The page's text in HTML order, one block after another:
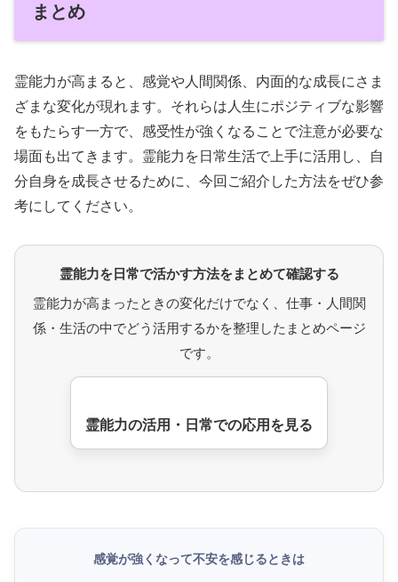
まとめ
霊能力が高まると、感覚や人間関係、内面的な成長にさま
ざまな変化が現れます。それらは人生にポジティブな影響
をもたらす一方で、感受性が強くなることで注意が必要な
場面も出てきます。霊能力を日常生活で上手に活用し、自
分自身を成長させるために、今回ご紹介した方法をぜひ参
考にしてください。
霊能力を日常で活かす方法をまとめて確認する
霊能力が高まったときの変化だけでなく、仕事・人間関
係・生活の中でどう活用するかを整理したまとめページ
です。
霊能力の活用・日常での応用を見る
感覚が強くなって不安を感じるときは